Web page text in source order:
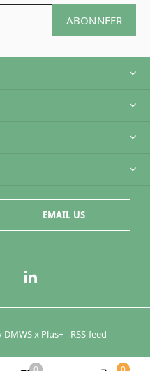
ABONNEER
EMAIL US
DMWSx Plus+- RSS-feed